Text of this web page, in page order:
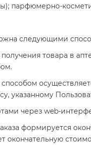
парфюмерно-
следующими
товара в
указанному
через web-
формируется
окончательную